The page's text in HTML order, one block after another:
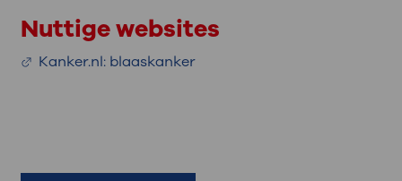
Nuttige websites
Kanker.nl: blaaskanker